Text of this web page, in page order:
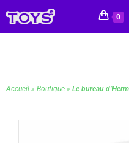
0
Accueil » Boutique » Le bureau